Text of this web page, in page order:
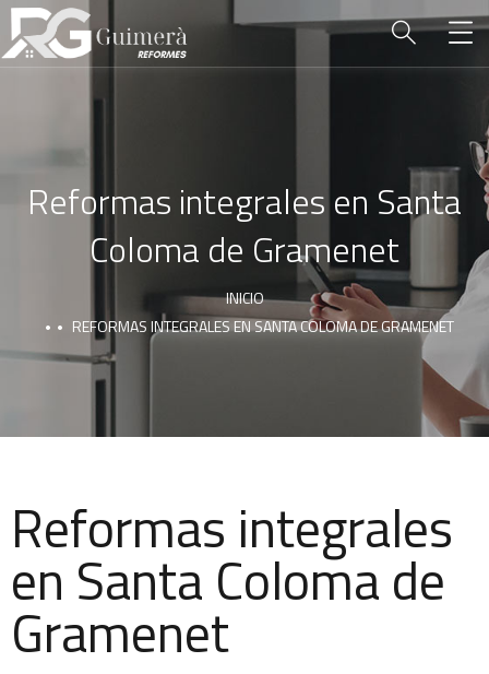
Reformas integrales en Santa
Coloma de Gramenet
INICIO
REFORMAS INTEGRALES EN SANTA COLOMA DE GRAMENET
Reformas integrales
en Santa Coloma de
Gramenet